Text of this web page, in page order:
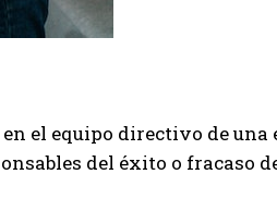
el equipo directivo de una
del éxito o fracaso